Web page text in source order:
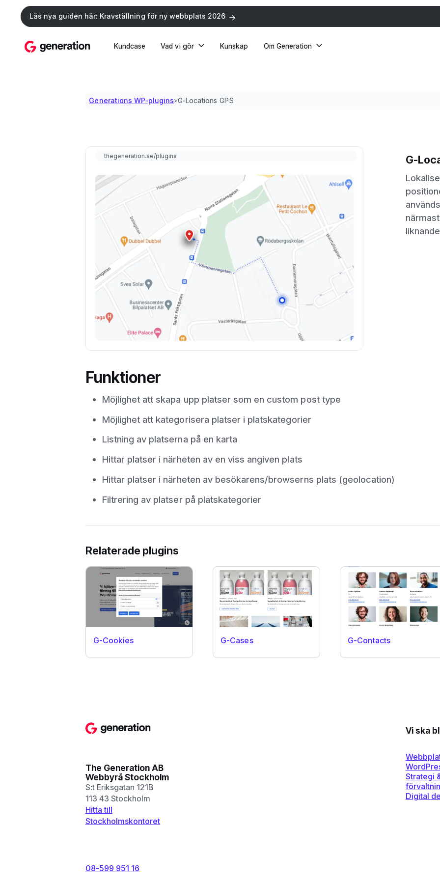
Läs nya guiden här: Kravställning för ny webbplats 2026
Kundcase Vad vi gör Kunskap Om Generation
Generations WP-plugins>G-Locations GPS
G-
Funktioner
Möjlighet att skapa upp platser som en custom post type
Möjlighet att kategorisera platser i platskategorier
Listning av platserna på en karta
Hittar platser i närheten av en viss angiven plats
Hittar platser i närheten av besökarens/browserns plats (geolocation)
Filtrering av platser på platskategorier
Relaterade plugins
G-Cookies G-Cases G-Contacts
Vi ska
The Generation AB
Webbyrå Stockholm
S:t Eriksgatan 121B
113 43 Stockholm
Hitta till
Stockholmskontoret
08-599 951 16
Strategi
Digital